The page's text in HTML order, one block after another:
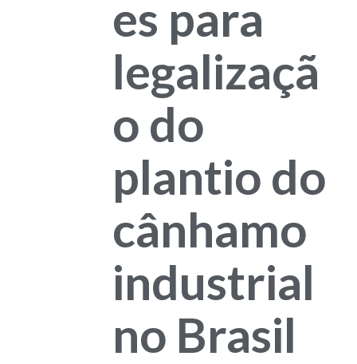
es para
legalizaçã
o do
plantio do
cânhamo
industrial
no Brasil